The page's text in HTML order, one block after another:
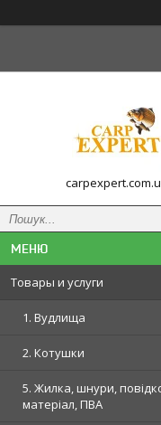
Товары и услуги
1. Вудлища
2. Котушки
5. Жилка, шнури,
матеріал, ПВА